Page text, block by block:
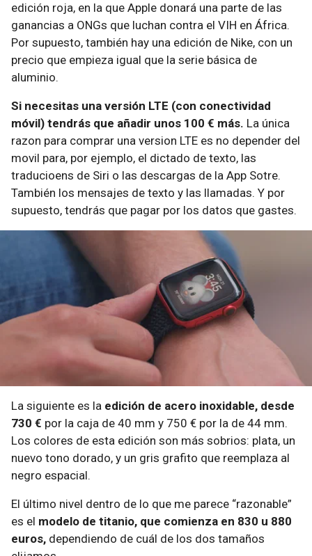
edición roja, en la que Apple donará una parte de las
ganancias a ONGs que luchan contra el VIH en África.
Por supuesto, también hay una edición de Nike, con un
precio que empieza igual que la serie básica de
aluminio.
Si necesitas una versión LTE (con conectividad
móvil) tendrás que añadir unos 100 € más. La única
razon para comprar una version LTE es no depender del
movil para, por ejemplo, el dictado de texto, las
traducioens de Siri o las descargas de la App Sotre.
También los mensajes de texto y las llamadas. Y por
supuesto, tendrás que pagar por los datos que gastes.
La siguiente es la edición de acero inoxidable, desde
730 € por la caja de 40 mm y 750 € por la de 44 mm.
Los colores de esta edición son más sobrios: plata, un
nuevo tono dorado, y un gris grafito que reemplaza al
negro espacial.
El último nivel dentro de lo que me parece “razonable”
es el modelo de titanio, que comienza en 830 u 880
euros, dependiendo de cuál de los dos tamaños